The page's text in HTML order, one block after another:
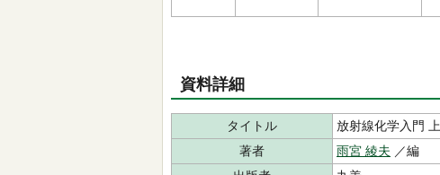
資料詳細
タイトル
放射線化学入門 上
著者
雨宮 綾夫 ／編